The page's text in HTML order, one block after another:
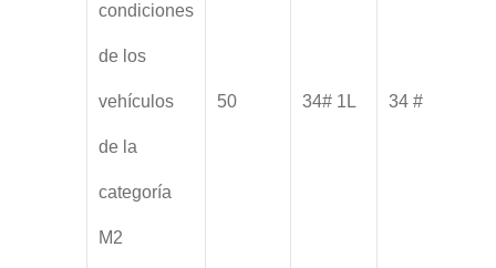
condiciones
de los
vehículos
de la
categoría
M2
50 34# 1L 34 #